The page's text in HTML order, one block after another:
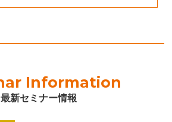
Information
最新セミナー情報